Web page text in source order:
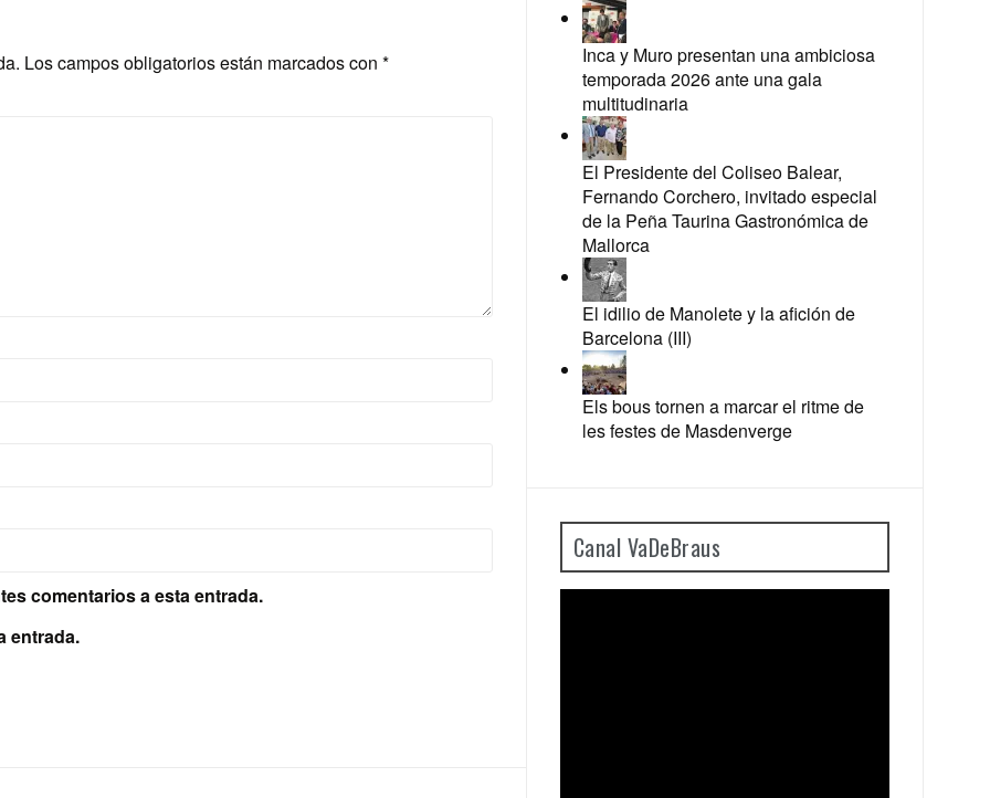
Los campos obligatorios están marcados con *
comentarios a esta entrada.
entrada.
Inca y Muro presentan una ambiciosa
temporada 2026 ante una gala
multitudinaria
El Presidente del Coliseo Balear,
Fernando Corchero, invitado especial
de la Peña Taurina Gastronómica de
Mallorca
El idilio de Manolete y la afición de
Barcelona (III)
Els bous tornen a marcar el ritme de
les festes de Masdenverge
Canal VaDeBraus